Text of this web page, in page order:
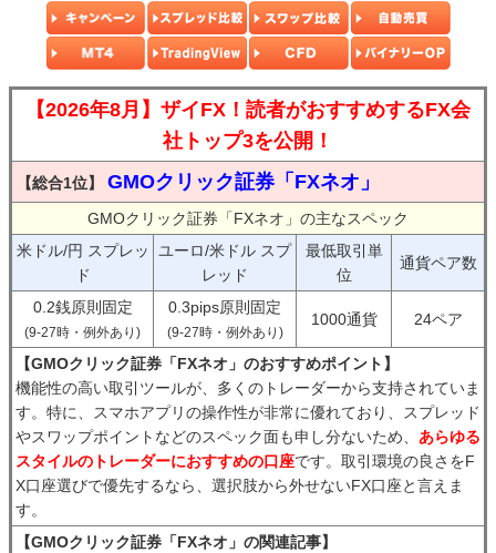
【2026年8月】ザイFX！読者がおすすめするFX会
社トップ3を公開！
【総合1位】 GMOクリック証券「FXネオ」
GMOクリック証券「FXネオ」の主なスペック
米ドル/円 スプレッ
ド
ユーロ/米ドル スプ
レッド
最低取引単
位
通貨ペア数
0.2銭原則固定
(9-27時・例外あり)
0.3pips原則固定
(9-27時・例外あり)
1000通貨 24ペア
【GMOクリック証券「FXネオ」のおすすめポイント】
機能性の高い取引ツールが、多くのトレーダーから支持されていま
す。特に、スマホアプリの操作性が非常に優れており、スプレッド
やスワップポイントなどのスペック面も申し分ないため、 あらゆる
スタイルのトレーダーにおすすめの口座です。取引環境の良さをF
X口座選びで優先するなら、選択肢から外せないFX口座と言えま
す。
【GMOクリック証券「FXネオ」の関連記事】